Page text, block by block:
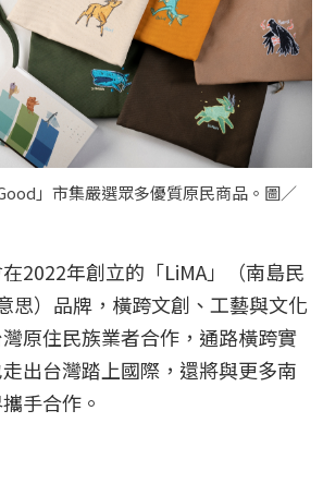
」市集嚴選眾多優質原民商品。圖／
2022年創立的「LiMA」（南島民
思）品牌，橫跨文創、工藝與文化
原住民族業者合作，通路橫跨實
出台灣踏上國際，還將與更多南
手合作。